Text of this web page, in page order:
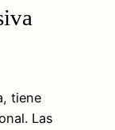
tiene
Las